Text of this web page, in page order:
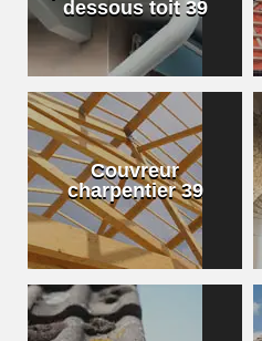
dessous toit 39
Couvreur
charpentier 39